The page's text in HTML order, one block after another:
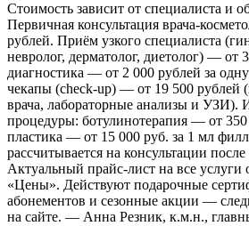
Стоимость зависит от специалиста и
Первичная консультация врача-
рублей. Приём узкого специалиста
невролог, дерматолог, диетолог) — от
диагностика — от 2 000 рублей за
чекапы (check-up) — от 19 500 рублей
врача, лабораторные анализы и УЗИ).
процедуры: ботулинотерапия — от 350
пластика — от 15 000 руб. за 1 мл
рассчитывается на консультации
Актуальный прайс-лист на все услуги
«Цены». Действуют подарочные
абонементов и сезонные акции —
на сайте. — Анна Резник, к.м.н.,